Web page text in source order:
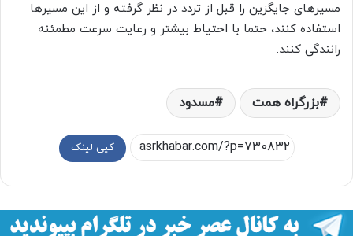
مسیرهای جایگزین را قبل از تردد در نظر گرفته و از این مسیرها
استفاده کنند، حتما با احتیاط بیشتر و رعایت سرعت مطمئنه
رانندگی کنند.
بزرگراه همت مسدود
کپی لینک